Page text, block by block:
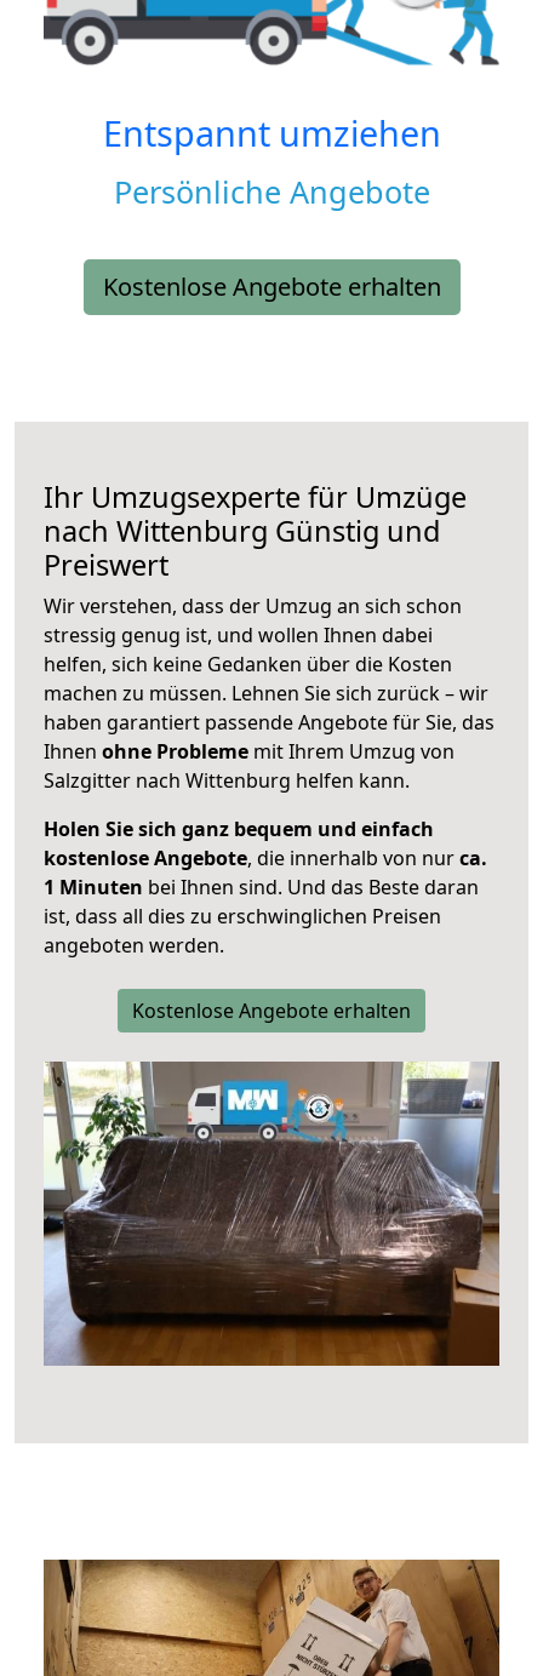
Entspannt umziehen
Persönliche Angebote
Kostenlose Angebote erhalten
Ihr Umzugsexperte für Umzüge
nach Wittenburg Günstig und
Preiswert
Wir verstehen, dass der Umzug an sich schon
stressig genug ist, und wollen Ihnen dabei
helfen, sich keine Gedanken über die Kosten
machen zu müssen. Lehnen Sie sich zurück – wir
haben garantiert passende Angebote für Sie, das
Ihnen ohne Probleme mit Ihrem Umzug von
Salzgitter nach Wittenburg helfen kann.
Holen Sie sich ganz bequem und einfach
kostenlose Angebote, die innerhalb von nurca.
1 Minuten bei Ihnen sind. Und das Beste daran
ist, dass all dies zu erschwinglichen Preisen
angeboten werden.
Kostenlose Angebote erhalten